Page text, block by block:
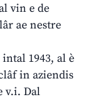
vin e de
ae nestre
intal 1943, al è
in aziendis
v.i. Dal